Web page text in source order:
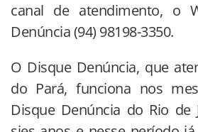
canal de atendimento, o
Denúncia (94) 98198-3350.
O Disque Denúncia, que
do Pará, funciona nos
Disque Denúncia do Rio de